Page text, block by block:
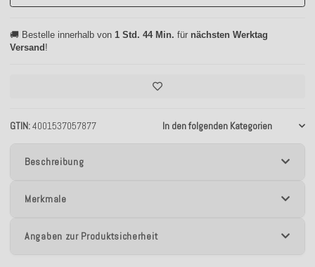
GTIN 4001537057877 In den folgenden Kategorien
🚚 Bestelle innerhalb von 1 Std. 44 Min. für nächsten Werktag
Versand !
Beschreibung
Merkmale
Angaben zur Produktsicherheit